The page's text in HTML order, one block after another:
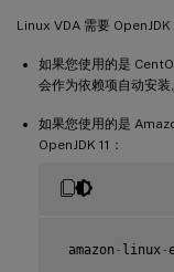
Linux VDA 需要 OpenJDK
如果您使用的是
会作为依赖项自动安装
如果您使用的是
OpenJDK 11：
amazon - linux-